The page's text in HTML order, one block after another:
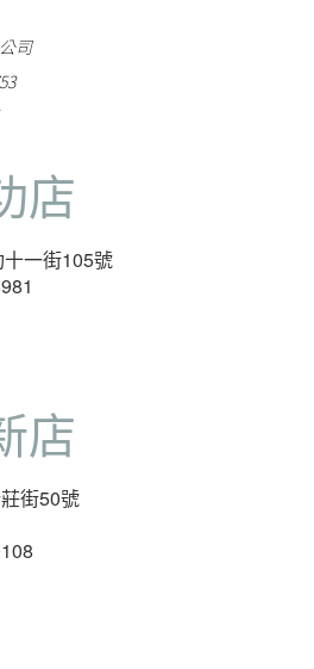
司
店
一街105號
店
街50號